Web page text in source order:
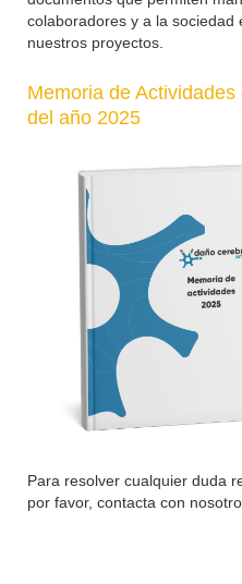
colaboradores y a la
nuestros proyectos.
Memoria de
del año 2025
Para resolver cualquier duda
por favor, contacta con